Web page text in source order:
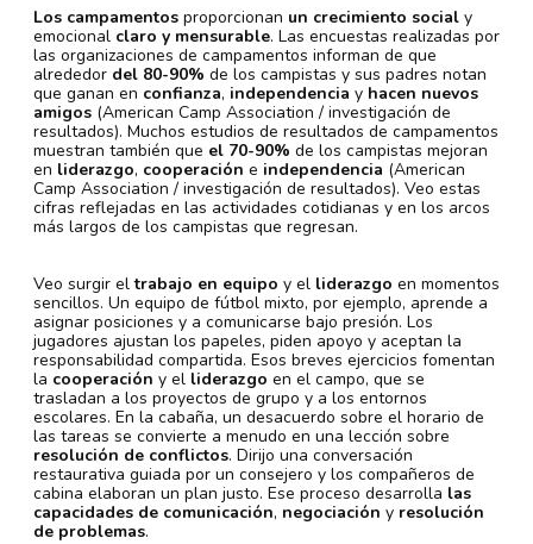
Los campamentos proporcionan un crecimiento social y
emocional claro y mensurable. Las encuestas realizadas por
las organizaciones de campamentos informan de que
alrededor del 80-90% de los campistas y sus padres notan
que ganan en confianza, independencia y hacen nuevos
amigos (American Camp Association / investigación de
resultados). Muchos estudios de resultados de campamentos
muestran también que el 70-90% de los campistas mejoran
en liderazgo, cooperación e independencia (American
Camp Association / investigación de resultados). Veo estas
cifras reflejadas en las actividades cotidianas y en los arcos
más largos de los campistas que regresan.
Veo surgir eltrabajo en equipo y el liderazgo en momentos
sencillos. Un equipo de fútbol mixto, por ejemplo, aprende a
asignar posiciones y a comunicarse bajo presión. Los
jugadores ajustan los papeles, piden apoyo y aceptan la
responsabilidad compartida. Esos breves ejercicios fomentan
la cooperación y el liderazgo en el campo, que se
trasladan a los proyectos de grupo y a los entornos
escolares. En la cabaña, un desacuerdo sobre el horario de
las tareas se convierte a menudo en una lección sobre
resolución de conflictos. Dirijo una conversación
restaurativa guiada por un consejero y los compañeros de
cabina elaboran un plan justo. Ese proceso desarrolla las
capacidades de comunicación, negociación y resolución
de problemas.